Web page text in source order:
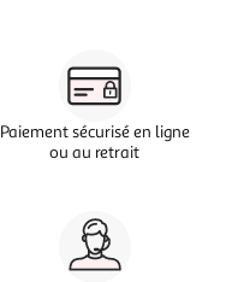
Paiement sécurisé en ligne
ou au retrait